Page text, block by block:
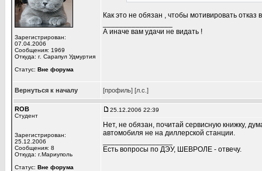
Зарегистрирован:
07.04.2006
Сообщения: 1969
Откуда: г. Сарапул Удмуртия
Статус: Вне форума
Как это не обязан , чтобы мотивировать отказ
А иначе вам удачи не видать !
Вернуться к началу [профиль] [л.с.]
ROB
Студент
Зарегистрирован:
25.12.2006
Сообщения: 8
Откуда: г.Мариуполь
Статус: Вне форума
25.12.2006 22:39
Нет, не обязан, почитай сервисную книжку,
автомобиля не на диллерской станции.
Есть вопросы по ДЭУ, ШЕВРОЛЕ - отвечу.